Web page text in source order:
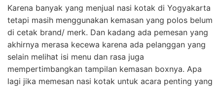
Karena banyak yang menjual nasi kotak di Yogyakarta
tetapi masih menggunakan kemasan yang polos belum
di cetak brand/ merk. Dan kadang ada pemesan yang
akhirnya merasa kecewa karena ada pelanggan yang
selain melihat isi menu dan rasa juga
mempertimbangkan tampilan kemasan boxnya. Apa
lagi jika memesan nasi kotak untuk acara penting yang